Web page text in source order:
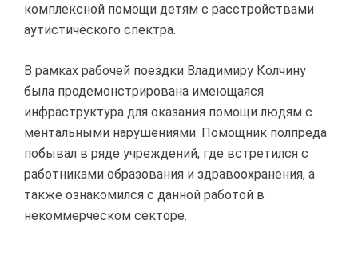
комплексной помощи детям с расстройствами
аутистического спектра.
В рамках рабочей поездки Владимиру Колчину
была продемонстрирована имеющаяся
инфраструктура для оказания помощи людям с
ментальными нарушениями. Помощник полпреда
побывал в ряде учреждений, где встретился с
работниками образования и здравоохранения, а
также ознакомился с данной работой в
некоммерческом секторе.